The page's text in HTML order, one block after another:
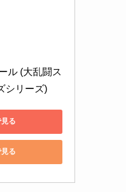
ル (大乱闘ス
シリーズ)
る
る